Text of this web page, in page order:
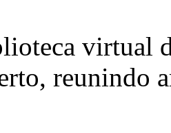
virtual
reunindo